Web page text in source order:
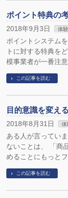
ポイント特典の
2018年9月3日 体
ポイントシステム
トに対する特典を
模事業者が一番注
この記事を読む
目的意識を変える
2018年8月31日 体
ある人が言ってい
ないことは、 「商
めることにもっと
この記事を読む